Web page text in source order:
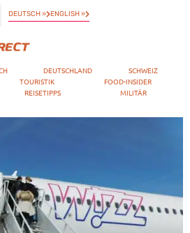
DEUTSCH » ENGLISH »
DEUTSCHLAND
SCHWEIZ
TOURISTIK
FOOD-INSIDER
REISETIPPS MILITÄR